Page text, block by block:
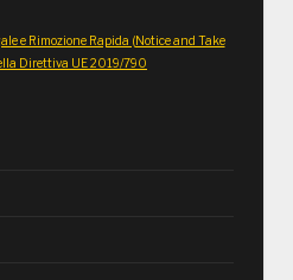
e Rimozione Rapida (Notice and Take
Direttiva UE 2019/790